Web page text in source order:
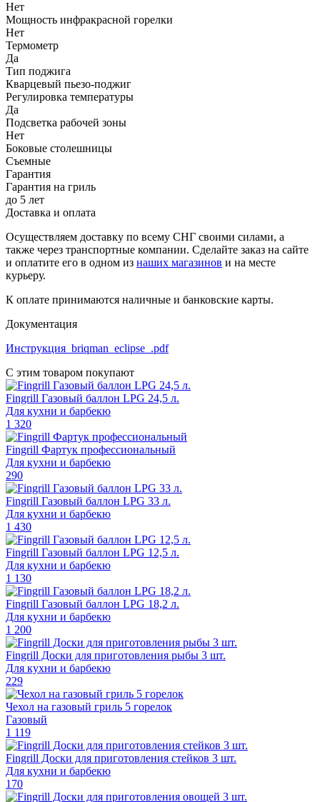
Нет
Мощность инфракрасной горелки
Нет
Термометр
Да
Тип поджига
Кварцевый пьезо-поджиг
Регулировка температуры
Да
Подсветка рабочей зоны
Нет
Боковые столешницы
Съемные
Гарантия
Гарантия на гриль
до 5 лет
Доставка и оплата
Осуществляем доставку по всему СНГ своими силами, а
также через транспортные компании. Сделайте заказ на сайте
и оплатите его в одном из наших магазинов и на месте
курьеру.
К оплате принимаются наличные и банковские карты.
Документация
Инструкция_briqman_eclipse_.pdf
С этим товаром покупают
Fingrill Газовый баллон LPG 24,5 л.
Для кухни и барбекю
1 320
Fingrill Фартук профессиональный
Для кухни и барбекю
290
Fingrill Газовый баллон LPG 33 л.
Для кухни и барбекю
1 430
Fingrill Газовый баллон LPG 12,5 л.
Для кухни и барбекю
1 130
Fingrill Газовый баллон LPG 18,2 л.
Для кухни и барбекю
1 200
Fingrill Доски для приготовления рыбы 3 шт.
Для кухни и барбекю
229
Чехол на газовый гриль 5 горелок
Газовый
1 119
Fingrill Доски для приготовления стейков 3 шт.
Для кухни и барбекю
170